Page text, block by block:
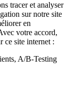
tracer et analyser
sur notre site
en
votre accord,
ce site internet :
A/B-Testing